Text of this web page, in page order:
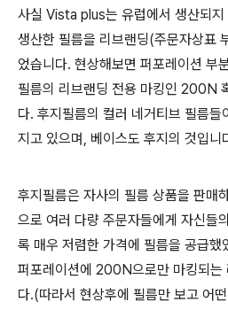
사실 Vista plus는 유럽에서 생산되지
생산한 필름을 리브랜딩(주문자상표
었습니다. 현상해보면 퍼포레이션 부
필름의 리브랜딩 전용 마킹인 200N
다. 후지필름의 컬러 네거티브 필름
지고 있으며, 베이스도 후지의 것입니
후지필름은 자사의 필름 상품을 판매
으로 여러 다량 주문자들에게 자신들
록 매우 저렴한 가격에 필름을 공급했
퍼포레이션에 200N으로만 마킹되는
다.(따라서 현상후에 필름만 보고 어